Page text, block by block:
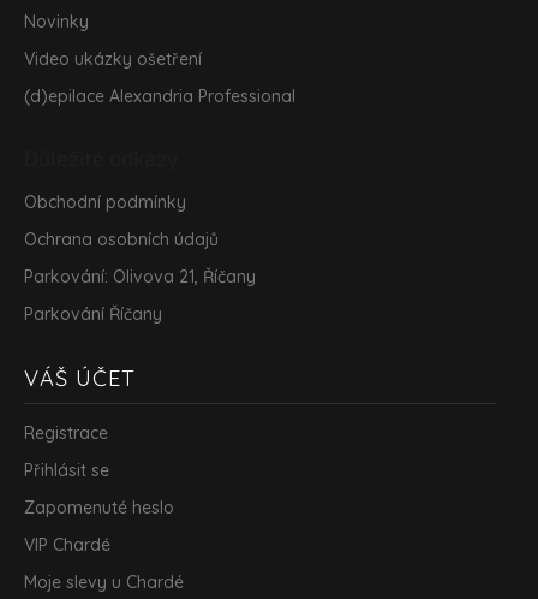
Novinky
Video ukázky ošetření
(d)epilace Alexandria Professional
Obchodní podmínky
Ochrana osobních údajů
Parkování: Olivova 21, Říčany
Parkování Říčany
VÁŠ ÚČET
Registrace
Přihlásit se
Zapomenuté heslo
VIP Chardé
Moje slevy u Chardé